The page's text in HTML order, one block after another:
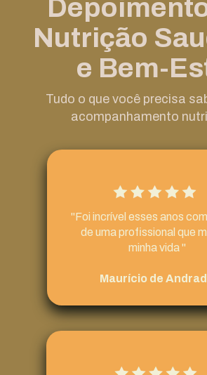
pelo WhatsApp ou aplicativo
dúvidas entre as consultas.
Nutrição
e Bem-
Tudo o que você precisa
acompanhamento
de uma profissional que
minha vida "
Maurício de